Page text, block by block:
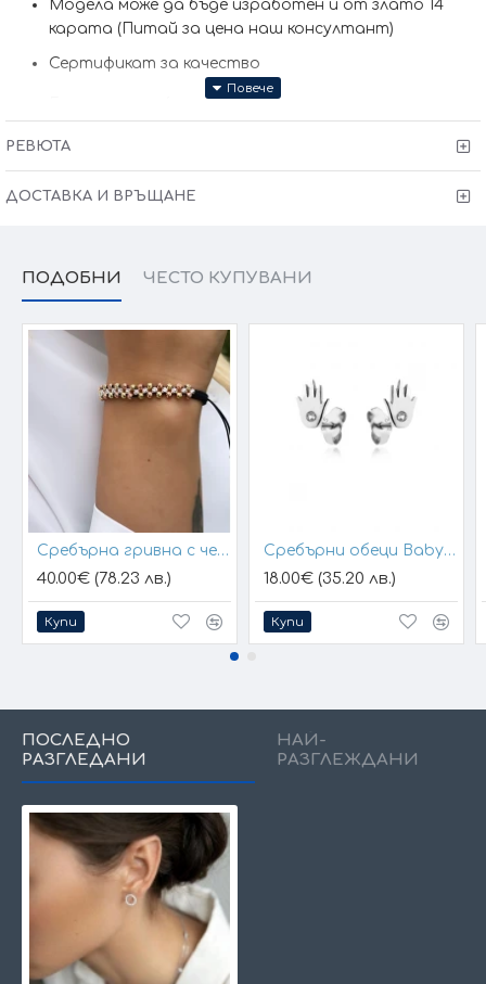
Модела може да бъде изработен и от злато 14
карата (Питай за цена наш консултант)
Сертификат за качество
Гаранция от 6 месеца
Произведено в България
РЕВЮТА
ДОСТАВКА И ВРЪЩАНЕ
ПОДОБНИ ЧЕСТО КУПУВАНИ
Сребърна гривна с черен конец и позлатени топчета
40.00€ (78.23 лв.)
Купи
Сребърни обеци Baby Hands
18.00€ (35.20 лв.)
Купи
ПОСЛЕДНО
РАЗГЛЕДАНИ
НАЙ-
РАЗГЛЕЖДАНИ